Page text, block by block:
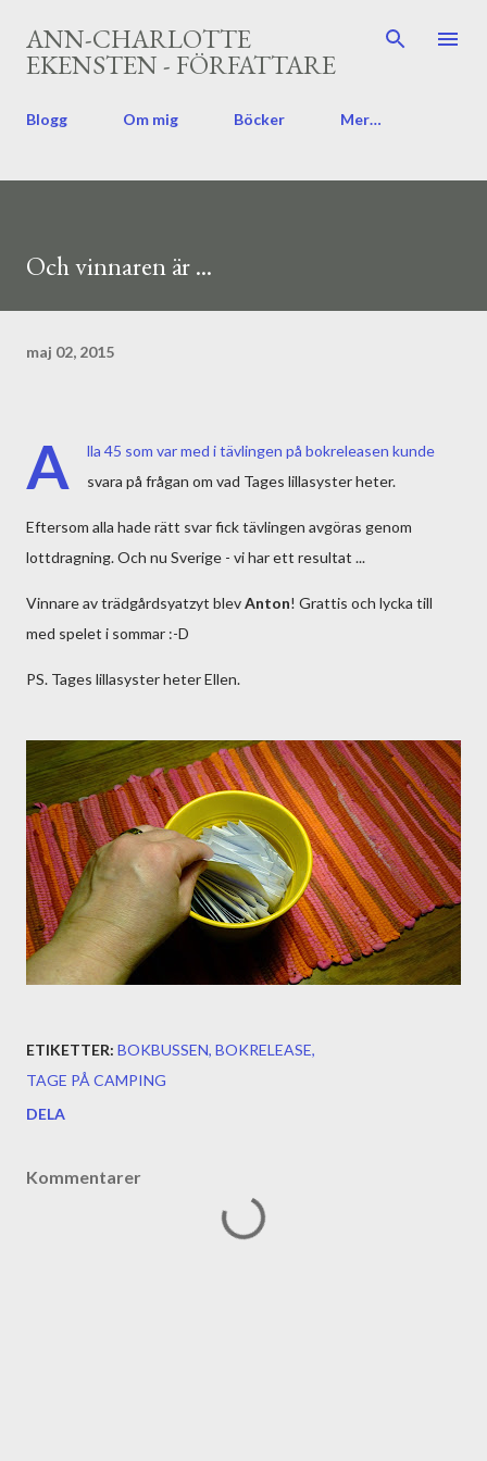
Fortsätt till huvudinnehåll
ANN-CHARLOTTE
EKENSTEN - FÖRFATTARE
Blogg Om mig Böcker Mer…
Och vinnaren är ...
maj 02, 2015
A
lla 45 som var med i tävlingen på bokreleasen kunde
svara på frågan om vad Tages lillasyster heter.
Eftersom alla hade rätt svar fick tävlingen avgöras genom
lottdragning. Och nu Sverige - vi har ett resultat ...
Vinnare av trädgårdsyatzyt blevAnton! Grattis och lycka till
med spelet i sommar :-D
PS. Tages lillasyster heter Ellen.
ETIKETTER: BOKBUSSEN BOKRELEASE
TAGE PÅ CAMPING
DELA
Kommentarer